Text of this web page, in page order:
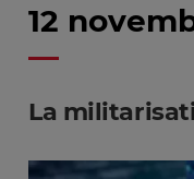
12
La